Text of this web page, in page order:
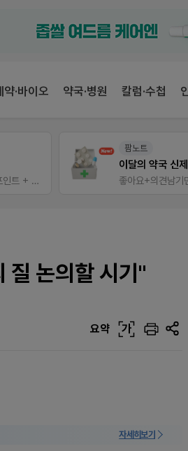
약·바이오 약국·병원 칼럼·수첩
가입 시 네이버 1만포인트 + 스벅쿠폰
팜노트
이달의 약국 신
좋아요+의견남기
질 논의할 시기"
요약 가
자세히보기